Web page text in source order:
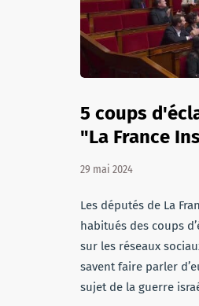
5 coups
"La France
29 mai 2024
Les députés de La
habitués des coups
sur les réseaux
savent faire parler
sujet de la guerre